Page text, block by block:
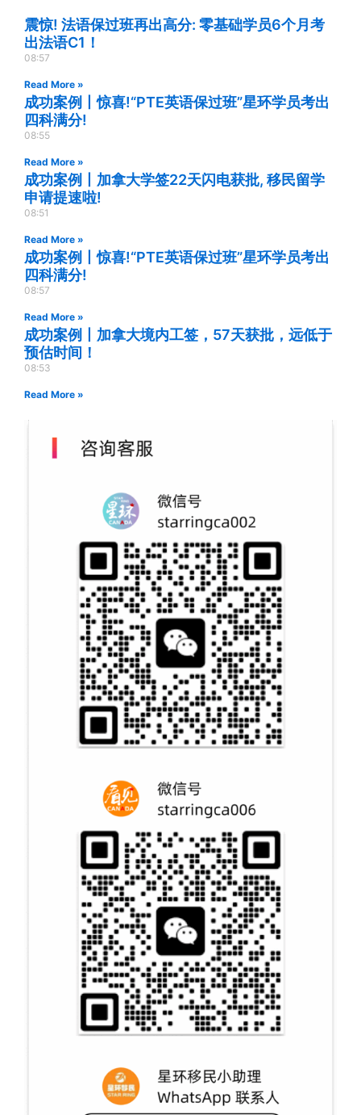
震惊! 法语保过班再出高分: 零基础学员6个月考
出法语C1！
08:57
Read More »
成功案例丨惊喜!“PTE英语保过班”星环学员考出
四科满分!
08:55
Read More »
成功案例丨加拿大学签22天闪电获批, 移民留学
申请提速啦!
08:51
Read More »
成功案例丨惊喜!“PTE英语保过班”星环学员考出
四科满分!
08:57
Read More »
成功案例丨加拿大境内工签，57天获批，远低于
预估时间！
08:53
Read More »